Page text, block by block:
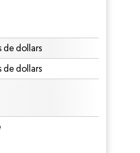
de dollars
de dollars